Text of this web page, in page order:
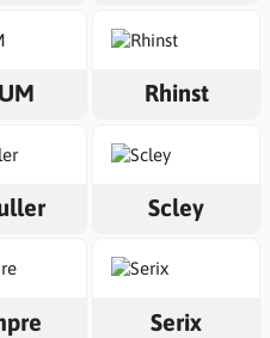
Rhinst
Scley
Serix